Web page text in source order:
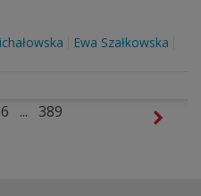
Ewa Szałkowska
... 389